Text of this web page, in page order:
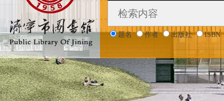
题名 作者 出版社 ISBN